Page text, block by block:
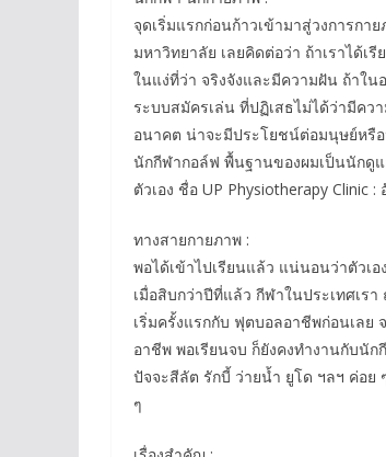
จุดเริ่มแรกก่อนก้าวเข้ามาสู่วงการก
มหาวิทยาลัย เลยคิดต่อว่า ถ้าเราได้
ในแง่ที่ว่า จริงจังและมีความฝัน ถ้าใ
ระบบสมัครเล่น ที่ปฏิเสธไม่ได้ว่ามีคว
อนาคต น่าจะมีประโยชน์ต่อมนุษย์หรื
นักกีฬากอล์ฟ พื้นฐานของผมเป็นนักดู
ตัวเอง ชื่อ UP Physiotherapy Clinic
ทางสายกายภาพ :
พอได้เข้าไปเรียนแล้ว แน่นอนว่าตัวเ
เมื่อสิบกว่าปีที่แล้ว กีฬาในประเทศเ
เริ่มครั้งแรกกับ ฟุตบอลอาชีพก่อนเล
อาชีพ พอเรียนจบ ก็ยังคงทำงานกับนั
ปัจจะสีลัต รักบี้ ว่ายน้ำ ยูโด ฯลฯ ค่อย
ๆ